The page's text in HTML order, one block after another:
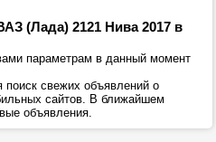
(Лада) 2121 Нива 2017 в
параметрам в данный момент
поиск свежих объявлений о
сайтов. В ближайшем
объявления.